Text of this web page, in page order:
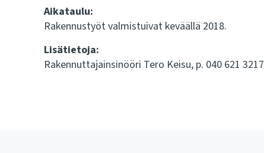
Aikataulu:
Rakennustyöt valmistuivat keväällä 2018.
Lisätietoja:
Rakennuttajainsinööri Tero Keisu, p. 040 621 3217